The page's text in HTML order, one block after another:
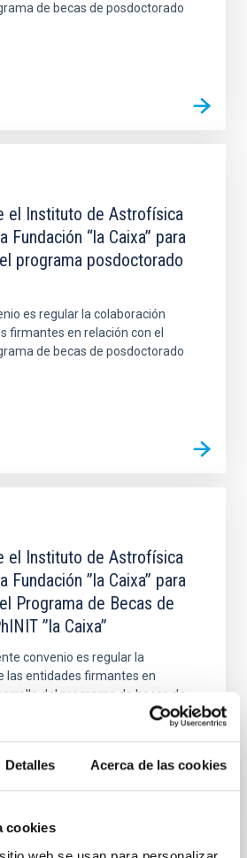
Detalles Acerca de las cookies
cookies
de becas de posdoctorado
el Instituto de Astrofísica
Fundación “la Caixa” para
programa posdoctorado
es regular la colaboración
firmantes en relación con el
de becas de posdoctorado
el Instituto de Astrofísica
Fundación ”la Caixa” para
Programa de Becas de
”la Caixa”
convenio es regular la
las entidades firmantes en
del programa de becas de